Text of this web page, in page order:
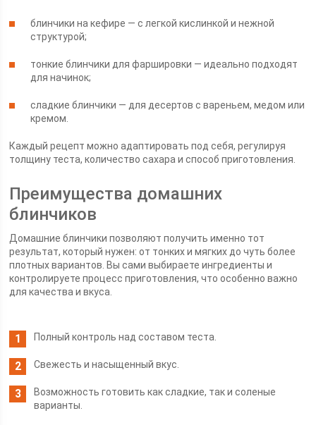
блинчики на кефире — с легкой кислинкой и нежной
структурой;
тонкие блинчики для фаршировки — идеально подходят
для начинок;
сладкие блинчики — для десертов с вареньем, медом или
кремом.
Каждый рецепт можно адаптировать под себя, регулируя
толщину теста, количество сахара и способ приготовления.
Преимущества домашних
блинчиков
Домашние блинчики позволяют получить именно тот
результат, который нужен: от тонких и мягких до чуть более
плотных вариантов. Вы сами выбираете ингредиенты и
контролируете процесс приготовления, что особенно важно
для качества и вкуса.
Полный контроль над составом теста.
Свежесть и насыщенный вкус.
Возможность готовить как сладкие, так и соленые
варианты.